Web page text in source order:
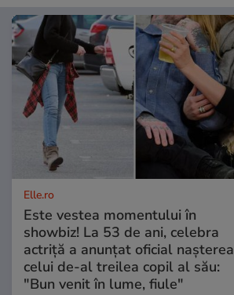
Elle.ro
Este vestea momentului în
showbiz! La 53 de ani, celebra
actriță a anunțat oficial nașterea
celui de-al treilea copil al său:
"Bun venit în lume, fiule"